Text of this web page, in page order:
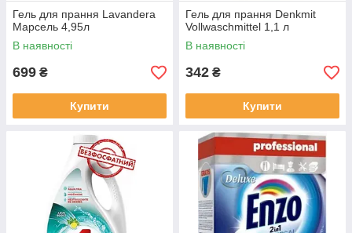
Гель для прання Lavandera
Марсель 4,95л
В наявності
699 ₴
Купити
Гель для прання Denkmit
Vollwaschmittel 1,1 л
В наявності
342 ₴
Купити